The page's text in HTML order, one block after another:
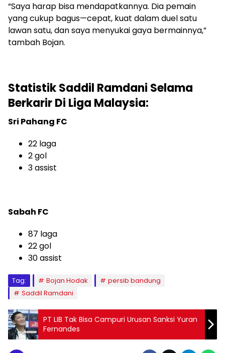
“Saya harap bisa mendapatkannya. Dia pemain
yang cukup bagus—cepat, kuat dalam duel satu
lawan satu, dan saya menyukai gaya bermainnya,”
tambah Bojan.
Statistik Saddil Ramdani Selama
Berkarir Di Liga Malaysia:
Sri Pahang FC
22 laga
2 gol
3 assist
Sabah FC
87 laga
22 gol
30 assist
Tag: Bojan Hodak
persib bandung
Saddil Ramdani
PT LIB Tak Bisa Campuri Urusan Sanksi Yuran
Fernandes